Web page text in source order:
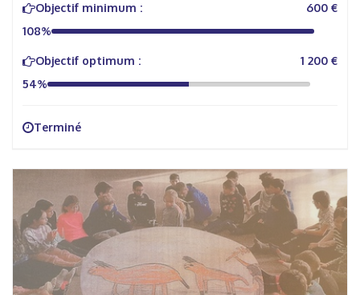
Objectif minimum :
600 €
108%
Objectif optimum :
1 200 €
54%
Terminé